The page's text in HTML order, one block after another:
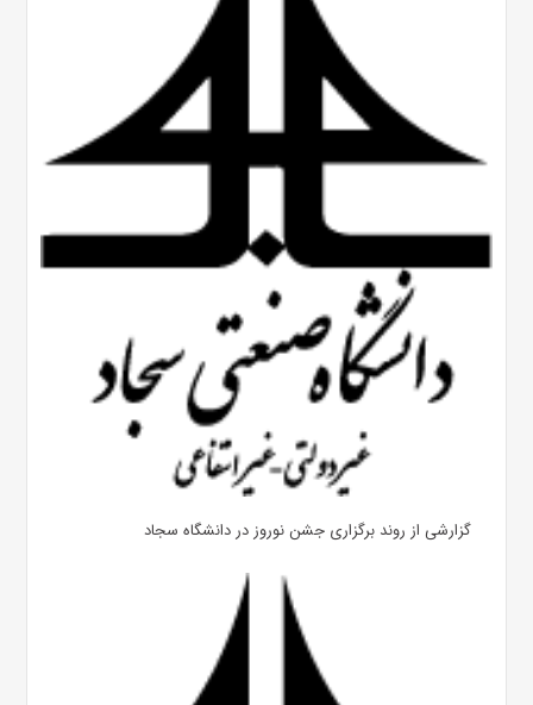
گزارشی از روند برگزاری جشن نوروز در دانشگاه سجاد